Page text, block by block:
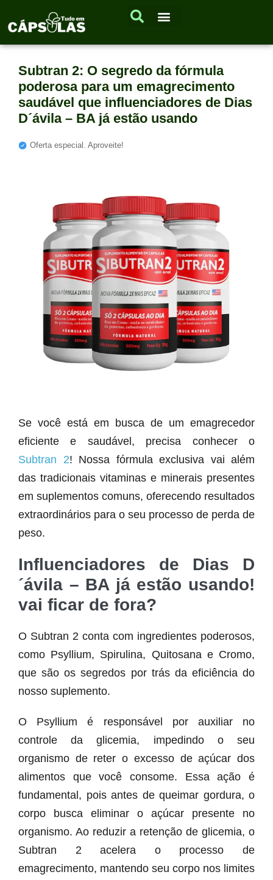
Subtran 2: O segredo da fórmula
poderosa para um emagrecimento
saudável que influenciadores de Dias
D´ávila – BA já estão usando
Oferta especial. Aproveite!
Se você está em busca de um emagrecedor
eficiente e saudável, precisa conhecer o
Subtran 2! Nossa fórmula exclusiva vai além
das tradicionais vitaminas e minerais presentes
em suplementos comuns, oferecendo resultados
extraordinários para o seu processo de perda de
peso.
Influenciadores de Dias D
´ávila – BA já estão usando!
vai ficar de fora?
O Subtran 2 conta com ingredientes poderosos,
como Psyllium, Spirulina, Quitosana e Cromo,
que são os segredos por trás da eficiência do
nosso suplemento.
O Psyllium é responsável por auxiliar no
controle da glicemia, impedindo o seu
organismo de reter o excesso de açúcar dos
alimentos que você consome. Essa ação é
fundamental, pois antes de queimar gordura, o
corpo busca eliminar o açúcar presente no
organismo. Ao reduzir a retenção de glicemia, o
Subtran 2 acelera o processo de
emagrecimento, mantendo seu corpo nos limites